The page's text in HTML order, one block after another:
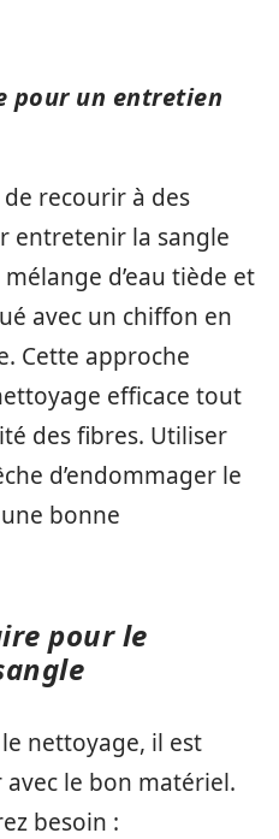
pour un entretien
de recourir à des
entretenir la sangle
d’eau tiède et
avec un chiffon en
Cette approche
efficace tout
des fibres. Utiliser
d’endommager le
bonne
pour le
nettoyage, il est
le bon matériel.
besoin :